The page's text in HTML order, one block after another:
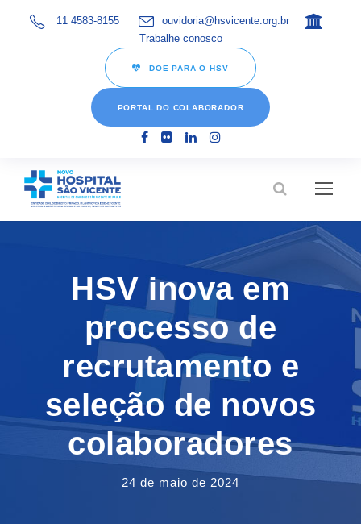
11 4583-8155
ouvidoria@hsvicente.org.br
Trabalhe conosco
DOE PARA O HSV
PORTAL DO COLABORADOR
HSV inova em
processo de
recrutamento e
seleção de novos
colaboradores
24 de maio de 2024